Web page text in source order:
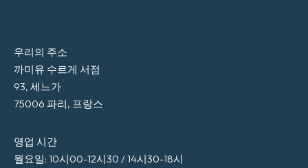
우리의 주소
까미유 수르게 서점
93, 세느가
75006 파리, 프랑스
영업 시간
월요일: 10시00-12시30 / 14시30-18시